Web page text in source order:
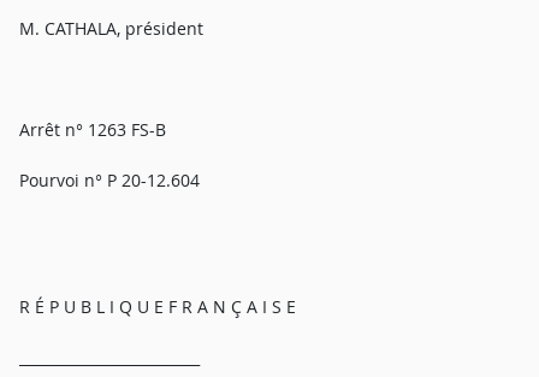
M. CATHALA, président
Arrêt n° 1263 FS-B
Pourvoi n° P 20-12.604
R É P U B L I Q U E F R A N Ç A I S E